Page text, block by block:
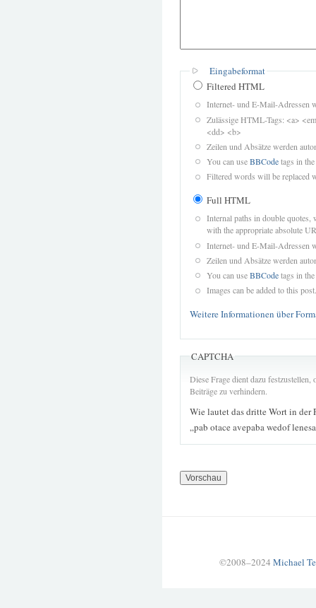
Eingabeformat
Filtered HTML
Internet- und E-Mail-Adressen
Zulässige HTML-Tags: <a>
<dd> <b>
Zeilen und Absätze werden
You can useBBCodetags in
Filtered words will be replaced
Full HTML
Internal paths in double quotes,
with the appropriate absolute
Internet- und E-Mail-Adressen
Zeilen und Absätze werden
You can useBBCodetags in
Images can be added to this post.
Weitere Informationen über
CAPTCHA
Diese Frage dient dazu
Beiträge zu verhindern.
Wie lautet das dritte Wort in der
„pab otace avepaba wedof
©2008–2024 Michael